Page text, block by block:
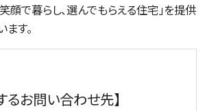
顔で暮らし、選んでもらえる住宅」を提供
す。
るお問い合わせ先】